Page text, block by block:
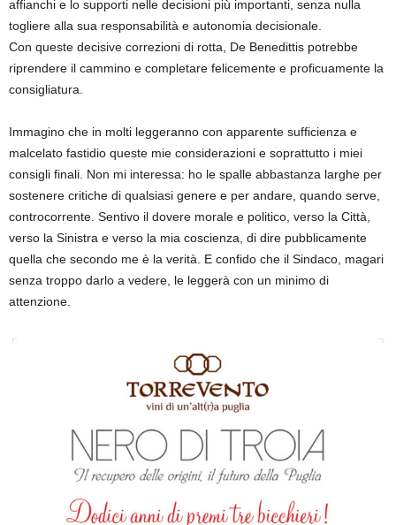
affianchi e lo supporti nelle decisioni più importanti, senza nulla
togliere alla sua responsabilità e autonomia decisionale.
Con queste decisive correzioni di rotta, De Benedittis potrebbe
riprendere il cammino e completare felicemente e proficuamente la
consigliatura.
Immagino che in molti leggeranno con apparente sufficienza e
malcelato fastidio queste mie considerazioni e soprattutto i miei
consigli finali. Non mi interessa: ho le spalle abbastanza larghe per
sostenere critiche di qualsiasi genere e per andare, quando serve,
controcorrente. Sentivo il dovere morale e politico, verso la Città,
verso la Sinistra e verso la mia coscienza, di dire pubblicamente
quella che secondo me è la verità. E confido che il Sindaco, magari
senza troppo darlo a vedere, le leggerà con un minimo di
attenzione.